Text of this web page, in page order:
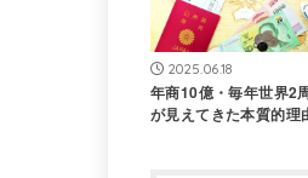
2025.06.18
年商10億・毎年世界2
が見えてきた本質的理